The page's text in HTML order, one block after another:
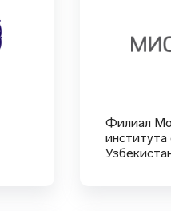
Филиал
института